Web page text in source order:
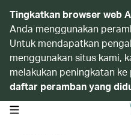
Tingkatkan browser web
Anda menggunakan
Untuk mendapatkan
menggunakan situs kami,
melakukan peningkatan
daftar peramban yang
open navigation menu